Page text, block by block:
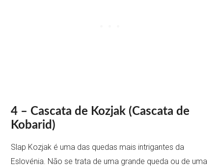
4 – Cascata de Kozjak (Cascata de
Kobarid)
Slap Kozjak é uma das quedas mais intrigantes da
Eslovénia. Não se trata de uma grande queda ou de uma